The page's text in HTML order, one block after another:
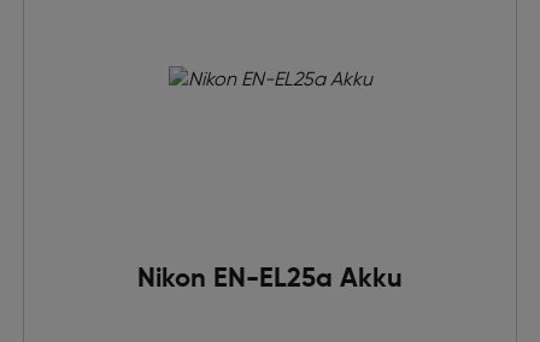
Nikon EN-EL25a Akku